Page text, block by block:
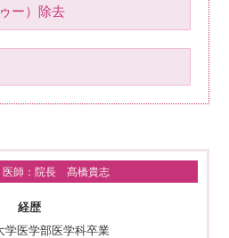
ー）除去
師：院長 髙橋貴志
経歴
医学部医学科卒業